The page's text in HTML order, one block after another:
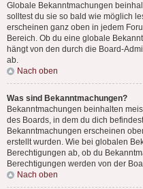
Globale Bekanntmachungen
solltest du sie so bald wie möglich
erscheinen ganz oben in jedem
Bereich. Ob du eine globale
hängt von den durch die Board-
ab.
Nach oben
Was sind Bekanntmachungen?
Bekanntmachungen beinhalten
des Boards, in dem du dich
Bekanntmachungen erscheinen
erstellt wurden. Wie bei globalen
Berechtigungen ab, ob du
Berechtigungen werden von der
Nach oben